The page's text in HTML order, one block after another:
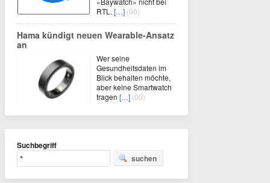
RTL. […] (00)
Hama kündigt neuen Wearable‑Ansatz
an
Wer seine
Gesundheitsdaten im
Blick behalten möchte,
aber keine Smartwatch
tragen […] (00)
Suchbegriff
suchen